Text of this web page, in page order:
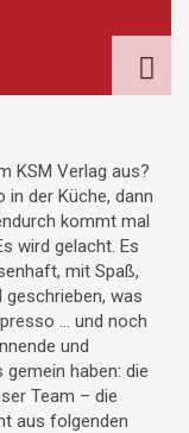
KSM Verlag aus?
der Küche, dann
kommt mal
wird gelacht. Es
mit Spaß,
was
... und noch
und
haben: die
Team – die
aus folgenden